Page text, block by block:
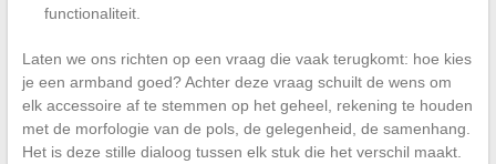
functionaliteit.
Laten we ons richten op een vraag die vaak terugkomt: hoe kies
je een armband goed? Achter deze vraag schuilt de wens om
elk accessoire af te stemmen op het geheel, rekening te houden
met de morfologie van de pols, de gelegenheid, de samenhang.
Het is deze stille dialoog tussen elk stuk die het verschil maakt.